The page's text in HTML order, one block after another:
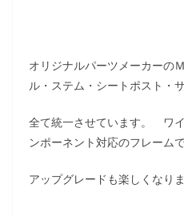
オリジナルパーツメーカーの
ル・ステム・シートポスト・
全て統一させています。 ワ
ンポーネント対応のフレーム
アップグレードも楽しくなりま